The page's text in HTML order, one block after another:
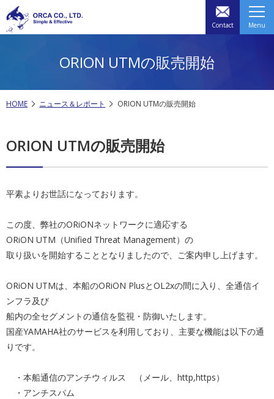
Contact Menu
ORION UTMの販売開始
HOME ニュース＆レポート ORION UTMの販売開始
ORION UTMの販売開始
平素よりお世話になっております。
この度、弊社のORiONネットワークに適応する
ORiON UTM （Unified Threat Management）の
取り扱いを開始することとなりましたので、ご案内申し上げます。
ORiON UTMは、本船のORiON PlusとOL2xの間に入り、全通信イ
ンフラ及び
船内の全セグメントの通信を監視・防御いたします。
国産YAMAHA社のサービスを利用しており、主要な機能は以下の通
りです。
・本船通信のアンチウィルス （メール、http,https）
・アンチスパム